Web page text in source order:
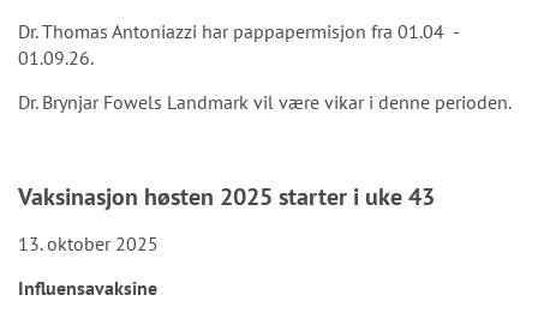
Dr. Thomas Antoniazzi har pappapermisjon fra 01.04 -
01.09.26.
Dr. Brynjar Fowels Landmark vil være vikar i denne perioden.
Vaksinasjon høsten 2025 starter i uke 43
13. oktober 2025
Influensavaksine